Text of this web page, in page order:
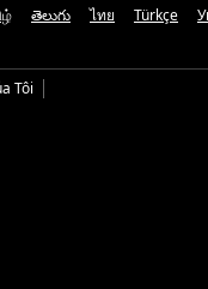
తెలుగు ไทย Türkçe
Tôi